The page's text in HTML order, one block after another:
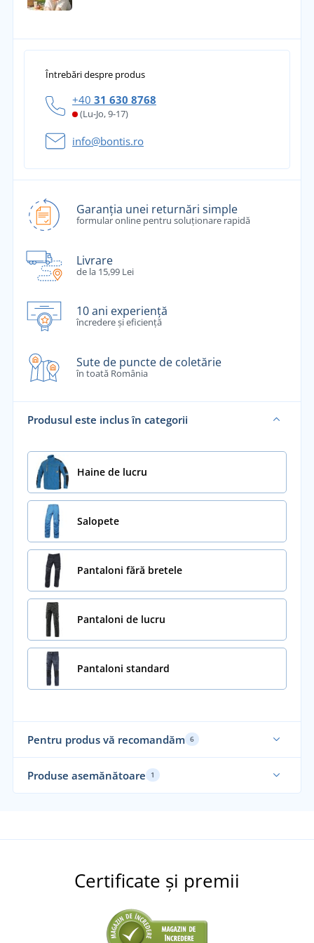
Întrebări despre produs
+40 31 630 8768
(Lu-Jo, 9-17)
info@bontis.ro
Garanția unei returnări simple
formular online pentru soluționare rapidă
Livrare
de la 15,99 Lei
10 ani experiență
încredere și eficiență
Sute de puncte de coletărie
în toată România
Produsul este inclus în categorii
Haine de lucru
Salopete
Pantaloni fără bretele
Pantaloni de lucru
Pantaloni standard
Pentru produs vă recomandăm 6
Produse asemănătoare 1
Certificate și premii